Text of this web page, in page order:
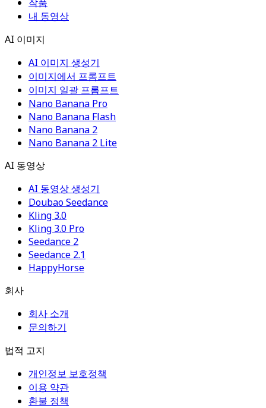
내 동영상
AI 이미지
AI 이미지 생성기
이미지에서 프롬프트
이미지 일괄 프롬프트
Nano Banana Pro
Nano Banana Flash
Nano Banana 2
Nano Banana 2 Lite
AI 동영상
AI 동영상 생성기
Doubao Seedance
Kling 3.0
Kling 3.0 Pro
Seedance 2
Seedance 2.1
HappyHorse
회사
회사 소개
문의하기
법적 고지
개인정보 보호정책
이용 약관
환불 정책